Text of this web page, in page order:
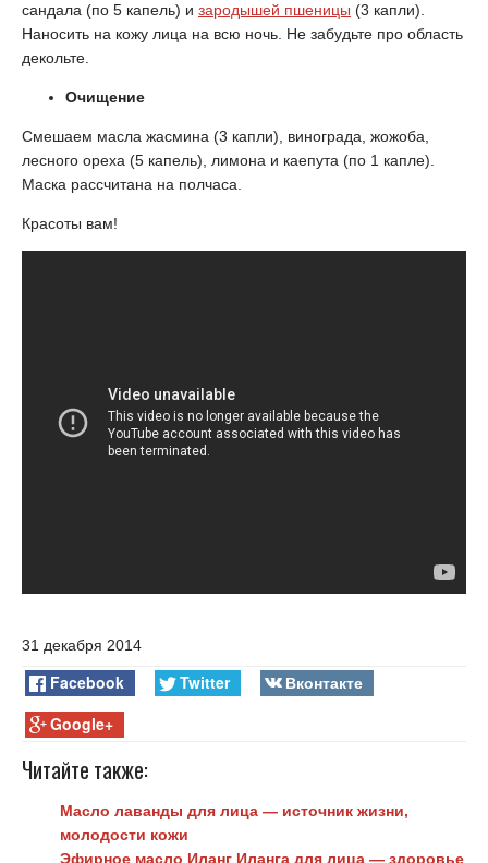
сандала (по 5 капель) и зародышей пшеницы (3 капли).
Наносить на кожу лица на всю ночь. Не забудьте про область
декольте.
Очищение
Смешаем масла жасмина (3 капли), винограда, жожоба,
лесного ореха (5 капель), лимона и каепута (по 1 капле).
Маска рассчитана на полчаса.
Красоты вам!
31 декабря 2014
Facebook Twitter
Вконтакте
Google+
Читайте также:
Масло лаванды для лица — источник жизни,
молодости кожи
Эфирное масло Иланг Иланга для лица — здоровье